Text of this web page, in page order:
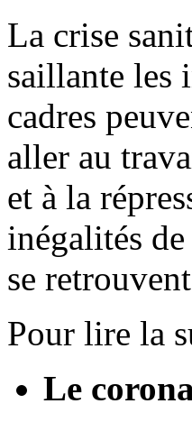
La crise
saillante les
cadres
aller au
et à la
inégalités
se
Pour lire la
Le